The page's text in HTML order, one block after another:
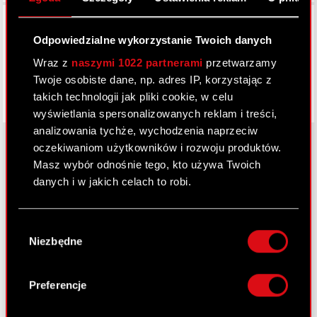
Odpowiedzialne wykorzystanie Twoich danych
Wraz z naszymi 1022 partnerami przetwarzamy
Twoje osobiste dane, np. adres IP, korzystając z
takich technologii jak pliki cookie, w celu
wyświetlania spersonalizowanych reklam i treści,
analizowania tychże, wychodzenia naprzeciw
oczekiwaniom użytkowników i rozwoju produktów.
Masz wybór odnośnie tego, kto używa Twoich
danych i w jakich celach to robi.
Gromadzić dane dotyczące Twojej
lokalizacji geograficznej z dokładnością nawet
Identyfikować Twoje urządzenie, aktywnie
analizując charakteryzującego je zbiory
zgody
Niezbędne
Preferencje
Facebook
O CD PROJEKT
Grupa Kapitałowa
Nasz biznes
Zrównoważony rozwój